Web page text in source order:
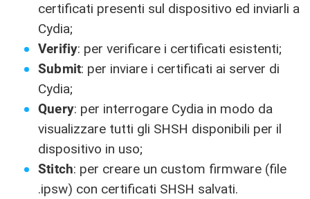
certificati presenti sul dispositivo ed inviarli a
Cydia;
Verifiy: per verificare i certificati esistenti;
Submit: per inviare i certificati ai server di
Cydia;
Query: per interrogare Cydia in modo da
visualizzare tutti gli SHSH disponibili per il
dispositivo in uso;
Stitch: per creare un custom firmware (file
.ipsw) con certificati SHSH salvati.